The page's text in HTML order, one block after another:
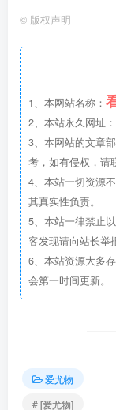
© 版权声明
1、本网站名称：
2、本站永久网址：
3、本网站的文章
考，如有侵权，请
4、本站一切资源
其真实性负责。
5、本站一律禁止
客发现请向站长举
6、本站资源大多
会第一时间更新。
爱尤物
# [爱尤物]